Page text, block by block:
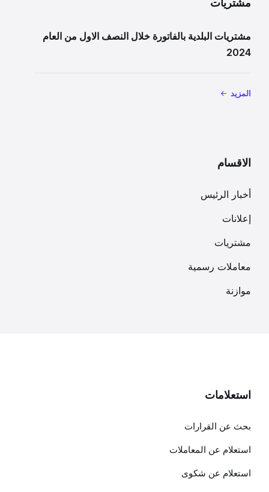
مشتريات البلدية بالفاتورة خلال النصف الاول من العام
2024
المزيد
الاقسام
أخبار الرئيس
إعلانات
مشتريات
معاملات رسمية
موازنة
استعلامات
بحث عن القرارات
استعلام عن المعاملات
استعلام عن شكوى